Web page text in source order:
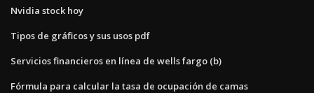
Nvidia stock hoy
Tipos de gráficos y sus usos pdf
Servicios financieros en línea de wells fargo (b)
Fórmula para calcular la tasa de ocupación de camas